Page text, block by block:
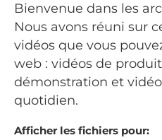
Bienvenue dans les
Nous avons réuni sur
vidéos que vous
web : vidéos de
démonstration et
quotidien.
Afficher les fichiers pour: